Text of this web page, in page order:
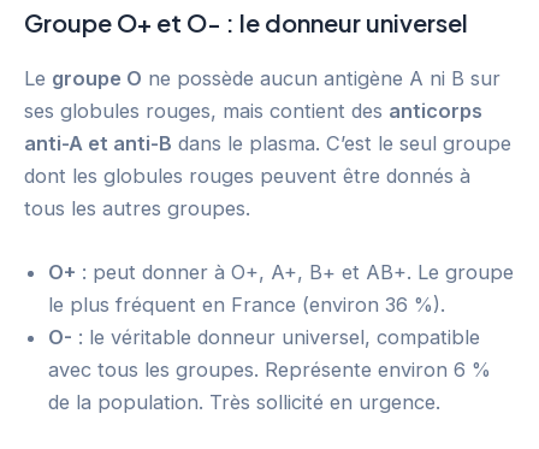
Groupe O+ et O- : le donneur universel
Le groupe O ne possède aucun antigène A ni B sur
ses globules rouges, mais contient des anticorps
anti-A et anti-B dans le plasma. C’est le seul groupe
dont les globules rouges peuvent être donnés à
tous les autres groupes.
O+ : peut donner à O+, A+, B+ et AB+. Le groupe
le plus fréquent en France (environ 36 %).
O- : le véritable donneur universel, compatible
avec tous les groupes. Représente environ 6 %
de la population. Très sollicité en urgence.